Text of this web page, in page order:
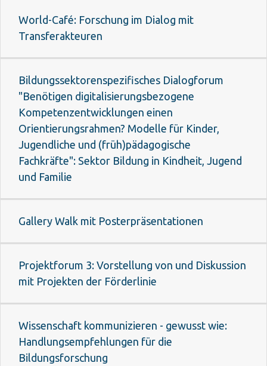
World-Café: Forschung im Dialog mit
Transferakteuren
Bildungssektorenspezifisches Dialogforum
"Benötigen digitalisierungsbezogene
Kompetenzentwicklungen einen
Orientierungsrahmen? Modelle für Kinder,
Jugendliche und (früh)pädagogische
Fachkräfte": Sektor Bildung in Kindheit, Jugend
und Familie
Gallery Walk mit Posterpräsentationen
Projektforum 3: Vorstellung von und Diskussion
mit Projekten der Förderlinie
Wissenschaft kommunizieren - gewusst wie:
Handlungsempfehlungen für die
Bildungsforschung